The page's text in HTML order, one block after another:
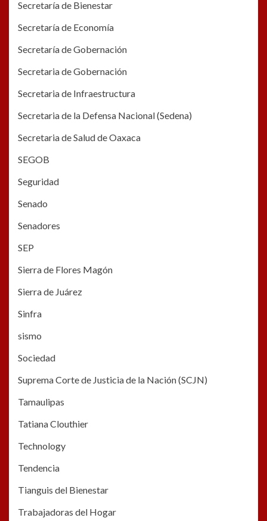
Secretaría de Bienestar
Secretaría de Economía
Secretaría de Gobernación
Secretaria de Gobernación
Secretaria de Infraestructura
Secretaria de la Defensa Nacional (Sedena)
Secretaria de Salud de Oaxaca
SEGOB
Seguridad
Senado
Senadores
SEP
Sierra de Flores Magón
Sierra de Juárez
Sinfra
sismo
Sociedad
Suprema Corte de Justicia de la Nación (SCJN)
Tamaulipas
Tatiana Clouthier
Technology
Tendencia
Tianguis del Bienestar
Trabajadoras del Hogar